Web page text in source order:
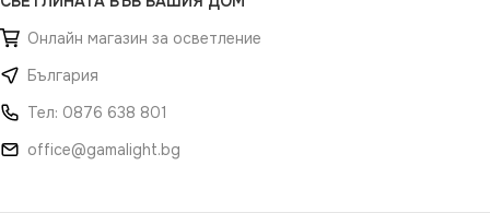
Онлайн магазин за осветление
България
Тел: 0876 638 801
office@gamalight.bg